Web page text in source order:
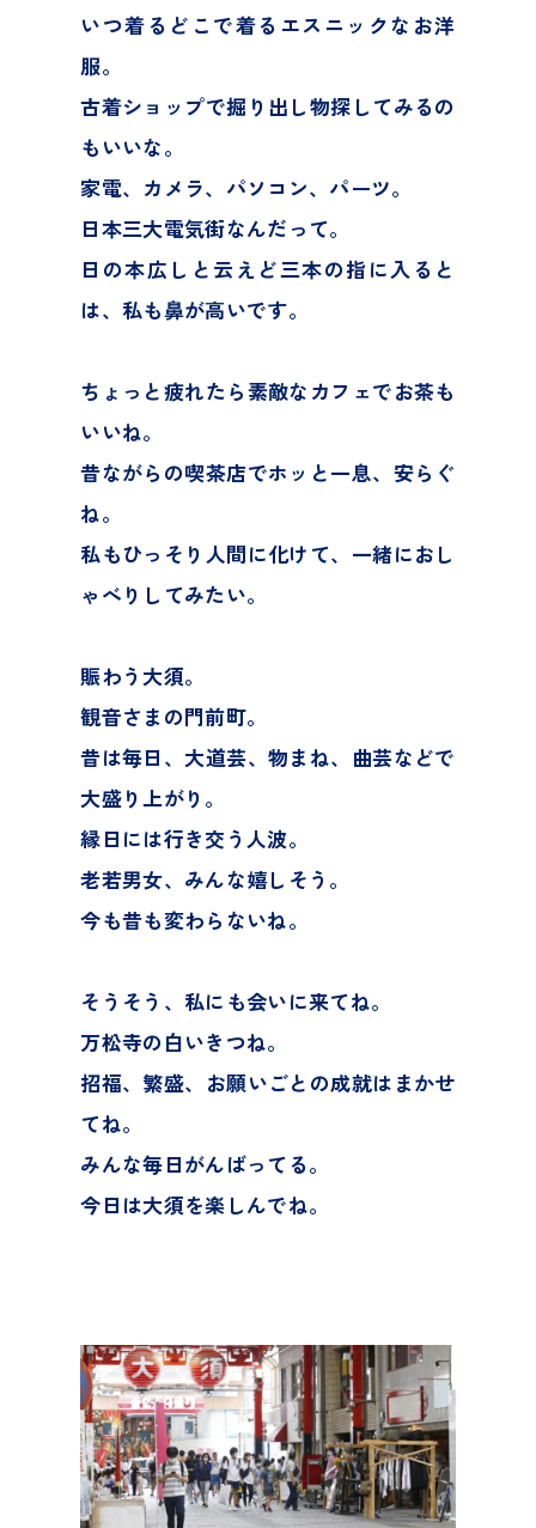
お問合せ
Instagram
facebook
いつ着るどこで着るエスニックなお洋
服。
古着ショップで掘り出し物探してみるの
もいいな。
家電、カメラ、パソコン、パーツ。
日本三大電気街なんだって。
日の本広しと云えど三本の指に入ると
は、私も鼻が高いです。
ちょっと疲れたら素敵なカフェでお茶も
いいね。
昔ながらの喫茶店でホッと一息、安らぐ
ね。
私もひっそり人間に化けて、一緒におし
ゃべりしてみたい。
賑わう大須。
観音さまの門前町。
昔は毎日、大道芸、物まね、曲芸などで
大盛り上がり。
縁日には行き交う人波。
老若男女、みんな嬉しそう。
今も昔も変わらないね。
そうそう、私にも会いに来てね。
万松寺の白いきつね。
招福、繁盛、お願いごとの成就はまかせ
てね。
みんな毎日がんばってる。
今日は大須を楽しんでね。